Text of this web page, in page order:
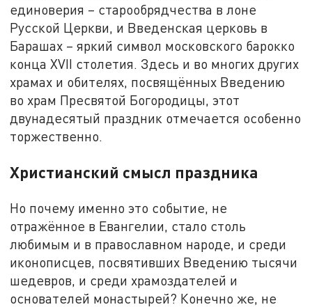
единоверия – старообрядчества в лоне
Русской Церкви, и Введенская церковь в
Барашах – яркий символ московского барокко
конца XVII столетия. Здесь и во многих других
храмах и обителях, посвящённых Введению
во храм Пресвятой Богородицы, этот
двунадесятый праздник отмечается особенно
торжественно.
Христианский смысл праздника
Но почему именно это событие, не
отражённое в Евангелии, стало столь
любимым и в православном народе, и среди
иконописцев, посвятивших Введению тысячи
шедевров, и среди храмоздателей и
основателей монастырей? Конечно же, не